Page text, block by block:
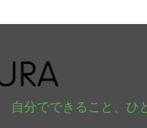
自分でできること、ひ